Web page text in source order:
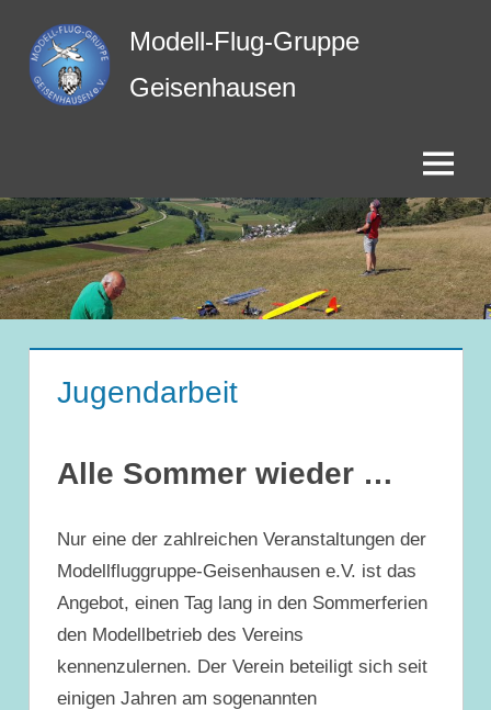
Inhalt
springen
Modell-Flug-Gruppe
Geisenhausen
Menü
Jugendarbeit
Alle Sommer wieder …
Nur eine der zahlreichen Veranstaltungen der
Modellfluggruppe-Geisenhausen e.V. ist das
Angebot, einen Tag lang in den Sommerferien
den Modellbetrieb des Vereins
kennenzulernen. Der Verein beteiligt sich seit
einigen Jahren am sogenannten